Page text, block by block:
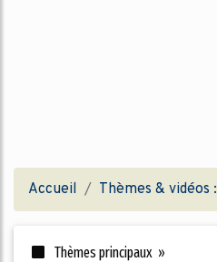
Accueil Thèmes & vidéos
Thèmes principaux »